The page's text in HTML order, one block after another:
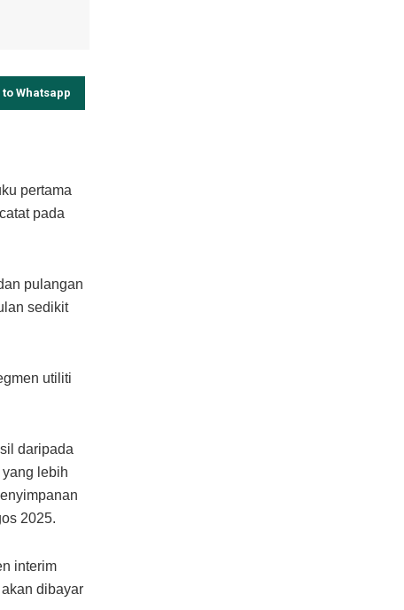
Whatsapp
pertama
pada
pulangan
sedikit
utiliti
daripada
lebih
2025.
interim
dibayar